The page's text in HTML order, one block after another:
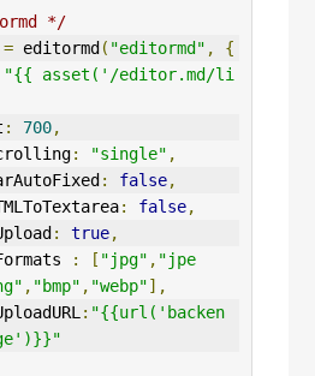
*/
= editormd ( "editormd" ,
{
"{{ asset('/editor.md/li
: 700,
: "single" ,
: false,
: false,
: true,
: [ "jpg" , "jpe
, "bmp" , "webp"],
: "{{url('backen